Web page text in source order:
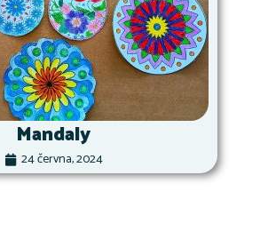
Mandaly
24 června, 2024